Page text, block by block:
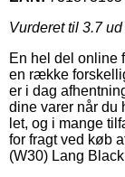
Vurderet til 3.7ud
En hel del online
en række
er i dag
dine varer når du
let, og i mange
for fragt ved køb
(W30) Lang